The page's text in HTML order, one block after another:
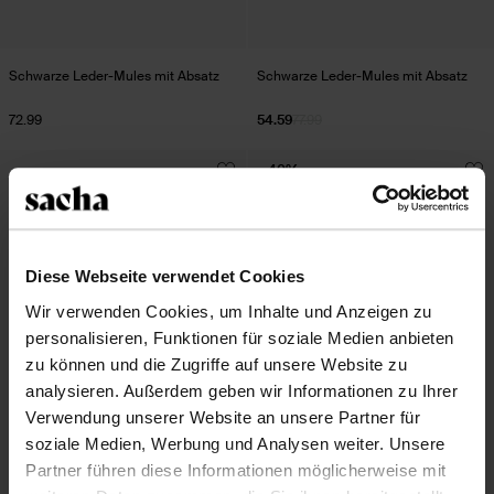
Diese Webseite verwendet Cookies
Wir verwenden Cookies, um Inhalte und Anzeigen zu
personalisieren, Funktionen für soziale Medien anbieten
zu können und die Zugriffe auf unsere Website zu
analysieren. Außerdem geben wir Informationen zu Ihrer
Verwendung unserer Website an unsere Partner für
soziale Medien, Werbung und Analysen weiter. Unsere
Partner führen diese Informationen möglicherweise mit
Schwarze Leder-Mules mit Absatz
72.99
Schwarze Leder-Mules mit Absatz
54.59
- 40%